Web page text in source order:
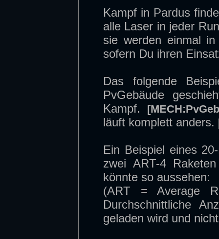
Kampf in Pardus
alle Laser in jeder
sie werden einmal
sofern Du ihren
Das folgende
PvGebäude
Kampf.
läuft komplett anders.
Ein Beispiel eines
zwei ART-4
könnte so aussehen:
(ART = Average
Durchschnittliche
geladen wird und